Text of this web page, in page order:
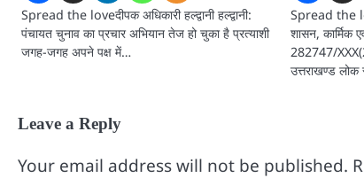
Spread the loveदीपक अधिकारी हल्द्वानी हल्द्वानी:
पंचायत चुनाव का प्रचार अभियान तेज हो चुका है प्रत्याशी
जगह-जगह अपने पक्ष में…
Spread the
शासन, कार्मिक
282747/
उत्तराखण्ड
Leave a Reply
Your email address will not be published.